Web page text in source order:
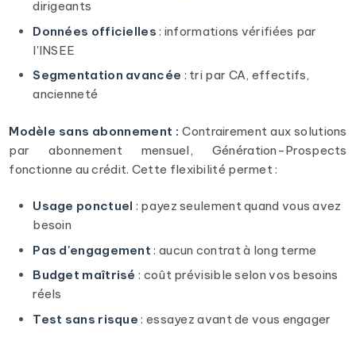
dirigeants
Données officielles : informations vérifiées par
l'INSEE
Segmentation avancée : tri par CA, effectifs,
ancienneté
Modèle sans abonnement : Contrairement aux solutions
par abonnement mensuel, Génération-Prospects
fonctionne au crédit. Cette flexibilité permet :
Usage ponctuel : payez seulement quand vous avez
besoin
Pas d'engagement : aucun contrat à long terme
Budget maîtrisé : coût prévisible selon vos besoins
réels
Test sans risque : essayez avant de vous engager